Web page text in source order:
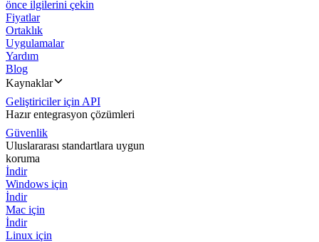
önce ilgilerini çekin
Fiyatlar
Ortaklık
Uygulamalar
Yardım
Blog
Kaynaklar
Geliştiriciler için API
Hazır entegrasyon çözümleri
Güvenlik
Uluslararası standartlara uygun
koruma
İndir
Windows için
İndir
Mac için
İndir
Linux için